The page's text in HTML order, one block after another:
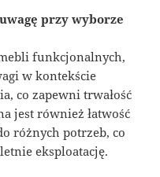
przy wyborze
funkcjonalnych,
w kontekście
co zapewni trwałość
jest również łatwość
różnych potrzeb, co
eksploatację.